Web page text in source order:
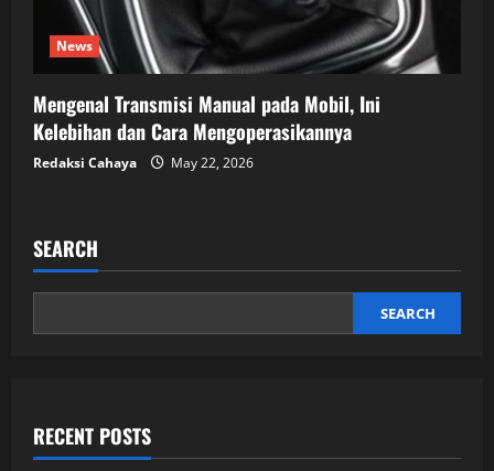
News
Mengenal Transmisi Manual pada Mobil, Ini
Kelebihan dan Cara Mengoperasikannya
Redaksi Cahaya May 22, 2026
SEARCH
SEARCH
RECENT POSTS